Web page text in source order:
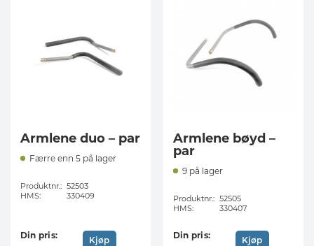
Armlene duo – par
Færre enn 5 på lager
Produktnr.: 52503
HMS:
330409
Din pris: Kjøp
Armlene bøyd –
par
9 på lager
Produktnr.: 52505
HMS:
330407
Din pris: Kjøp